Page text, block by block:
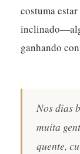
costuma
ganhando
Nos dias
muita
quente,